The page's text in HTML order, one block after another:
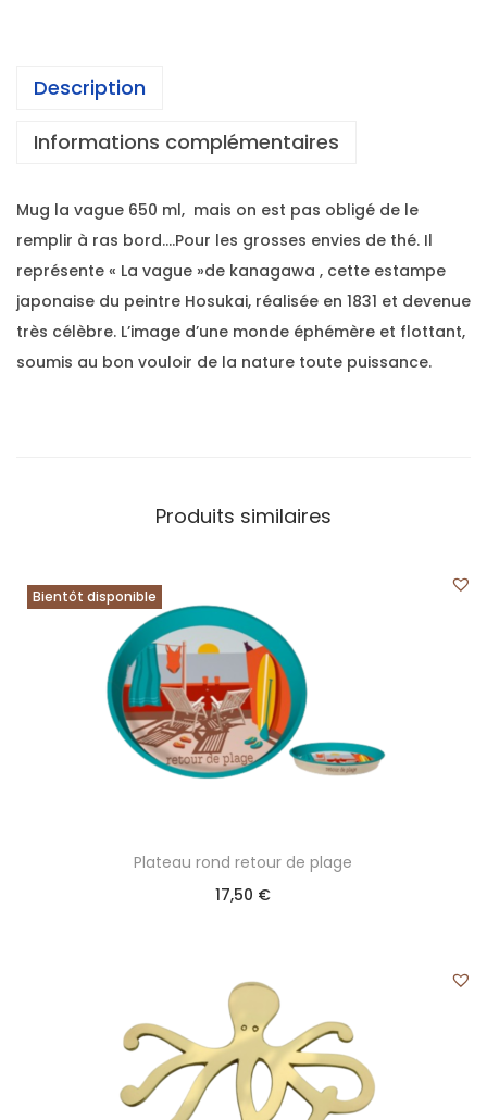
Description
Informations complémentaires
Mug la vague 650 ml, mais on est pas obligé de le
remplir à ras bord….Pour les grosses envies de thé. Il
représente « La vague »de kanagawa , cette estampe
japonaise du peintre Hosukai, réalisée en 1831 et devenue
très célèbre. L’image d’une monde éphémère et flottant,
soumis au bon vouloir de la nature toute puissance.
Produits similaires
Bientôt disponible
Plateau rond retour de plage
17,50 €